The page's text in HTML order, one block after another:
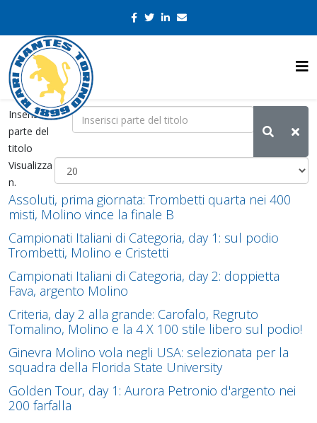
Inserisci
parte del
titolo
Visualizza
n.
Assoluti, prima giornata: Trombetti quarta nei 400
misti, Molino vince la finale B
Campionati Italiani di Categoria, day 1: sul podio
Trombetti, Molino e Cristetti
Campionati Italiani di Categoria, day 2: doppietta
Fava, argento Molino
Criteria, day 2 alla grande: Carofalo, Regruto
Tomalino, Molino e la 4 X 100 stile libero sul podio!
Ginevra Molino vola negli USA: selezionata per la
squadra della Florida State University
Golden Tour, day 1: Aurora Petronio d'argento nei
200 farfalla